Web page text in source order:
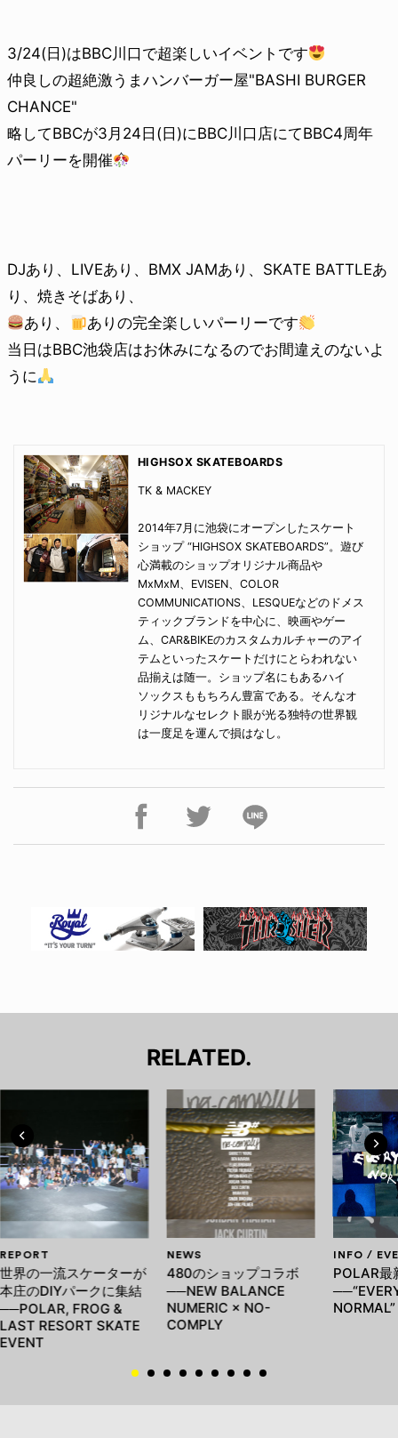
3/24(日)はBBC川口で超楽しいイベントです
仲良しの超絶激うまハンバーガー屋"BASHI BURGER
CHANCE"
略してBBCが3月24日(日)にBBC川口店にてBBC4周年
パーリーを開催
DJあり、LIVEあり、BMX JAMあり、SKATE BATTLEあ
り、焼きそばあり、
あり、
ありの完全楽しいパーリーです
当日はBBC池袋店はお休みになるのでお間違えのないよ
うに
HIGHSOX SKATEBOARDS
TK & MACKEY
2014年7月に池袋にオープンしたスケート
ショップ “HIGHSOX SKATEBOARDS”。遊び
心満載のショップオリジナル商品や
MxMxM、EVISEN、COLOR
COMMUNICATIONS、LESQUEなどのドメス
ティックブランドを中心に、映画やゲー
ム、CAR&BIKEのカスタムカルチャーのアイ
テムといったスケートだけにとらわれない
品揃えは随一。ショップ名にもあるハイ
ソックスももちろん豊富である。そんなオ
リジナルなセレクト眼が光る独特の世界観
は一度足を運んで損はなし。
RELATED.
REPORT
世界の一流スケーターが
本庄のDIYパークに集結
──POLAR, FROG &
LAST RESORT SKATE
EVENT
NEWS
480のショップコラボ
──NEW BALANCE
NUMERIC × NO-
COMPLY
INFO /
POLAR最